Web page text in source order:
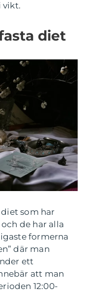
vikt.
diet
som har
de har alla
formerna
där man
ett
att man
12:00-